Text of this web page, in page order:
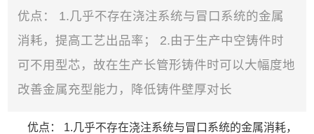
优点： 1.几乎不存在浇注系统与冒口系统的金属
消耗，提高工艺出品率； 2.由于生产中空铸件时
可不用型芯，故在生产长管形铸件时可以大幅度地
改善金属充型能力，降低铸件壁厚对长
优点： 1.几乎不存在浇注系统与冒口系统的金属消耗，